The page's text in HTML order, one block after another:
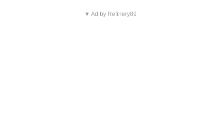
▼ Ad by Refinery89